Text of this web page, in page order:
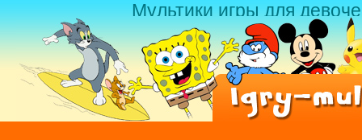
Мультики игры для